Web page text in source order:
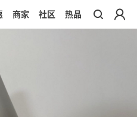
商家 社区 热品